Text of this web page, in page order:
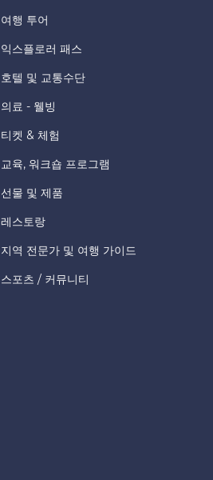
여행 투어
익스플로러 패스
호텔 및 교통수단
의료 - 웰빙
티켓 & 체험
교육, 워크숍 프로그램
선물 및 제품
레스토랑
지역 전문가 및 여행 가이드
스포츠 / 커뮤니티